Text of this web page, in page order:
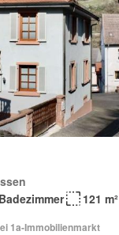
121 m²
1a-Immobilienmarkt